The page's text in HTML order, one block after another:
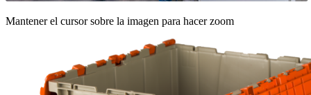
Mantener el cursor sobre la imagen para hacer zoom